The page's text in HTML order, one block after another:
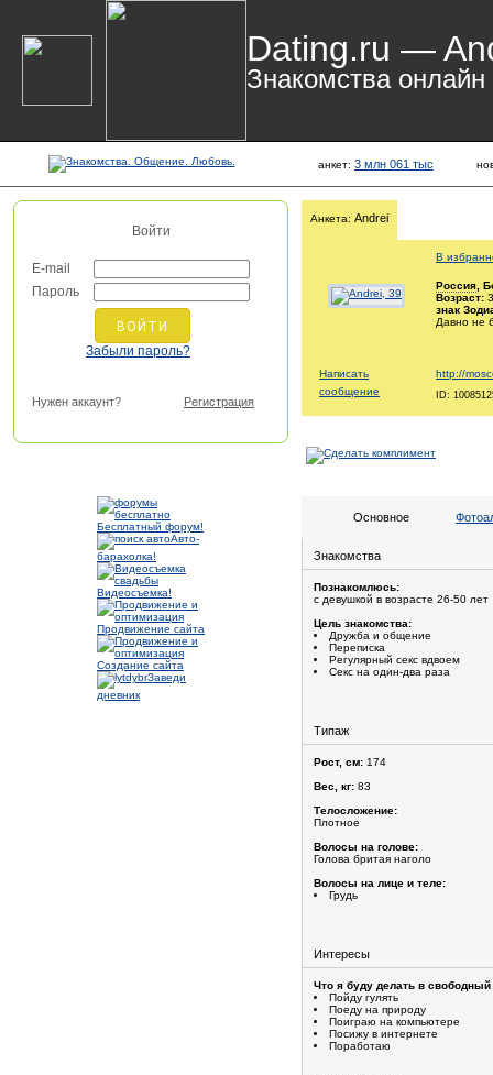
Dating.ru —
Знакомства онлайн
анкет: 3 млн 061 тыс
Войти
E-mail
Пароль
Забыли пароль?
Нужен аккаунт? Регистрация
Бесплатный форум!
Авто-
барахолка!
Видеосъемка!
Продвижение сайта
Создание сайта
Заведи
дневник
Анкета: Andrei
В
Россия ,
Возраст:
знак
Давно не
Написать
сообщение
http://
ID:
Основное
Знакомства
Познакомлюсь:
с девушкой в возрасте 26-50 лет
Цель знакомства:
Дружба и общение
Переписка
Регулярный секс вдвоем
Секс на один-два раза
Типаж
Рост, см: 174
Вес, кг: 83
Телосложение:
Плотное
Волосы на голове:
Голова бритая наголо
Волосы на лице и теле:
Грудь
Интересы
Что я буду делать в свободный
Пойду гулять
Поеду на природу
Поиграю на компьютере
Посижу в интернете
Поработаю